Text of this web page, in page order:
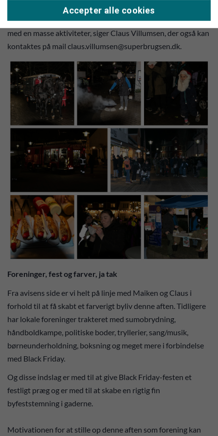
deltage med et indslag eller en aktivitet, og vi håber da i
udvalget, at foreningslivet tager handsken op og melder ind
med en masse aktiviteter, siger Claus Villumsen, der også kan
kontaktes på mail claus.villumsen@superbrugsen.dk.
Foreninger, fest og farver, ja tak
Fra avisens side er vi helt på linje med Maiken og Claus i
forhold til at få skabt et farverigt byliv denne aften. Tidligere
har lokale foreninger trakteret med sumobrydning,
håndboldkampe, politiske boder, tryllerier, sang/musik,
børneunderholdning, boksning og meget mere i forbindelse
med Black Friday.
Og disse indslag er med til at give Black Friday-festen et
festligt præg og er med til at skabe en rigtig fin
byfeststemning i gaderne.
Motivationen for at stille op denne aften som forening kan
Accepter alle cookies